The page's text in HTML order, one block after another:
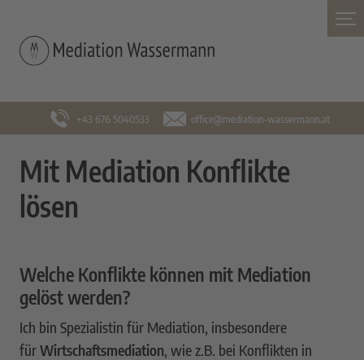
+43 676 5040533 office@mediation-wassermann.at
Mit Mediation Konflikte
lösen
Welche Konflikte können mit Mediation
gelöst werden?
Ich bin Spezialistin für Mediation, insbesondere
fürWirtschaftsmediation, wie z.B. bei Konflikten in